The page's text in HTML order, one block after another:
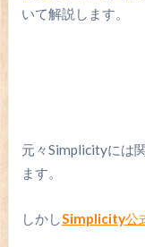
いて解説します。
元々Simplicityには
ます。
しかし Simplicity公